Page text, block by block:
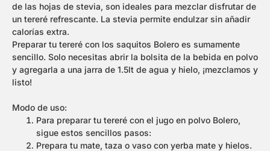
de las hojas de stevia, son ideales para mezclar disfrutar de
un tereré refrescante. La stevia permite endulzar sin añadir
calorías extra.
Preparar tu tereré con los saquitos Bolero es sumamente
sencillo. Solo necesitas abrir la bolsita de la bebida en polvo
y agregarla a una jarra de 1.5lt de agua y hielo, ¡mezclamos y
listo!
Modo de uso:
Para preparar tu tereré con el jugo en polvo Bolero,
sigue estos sencillos pasos:
Prepara tu mate, taza o vaso con yerba mate y hielos.